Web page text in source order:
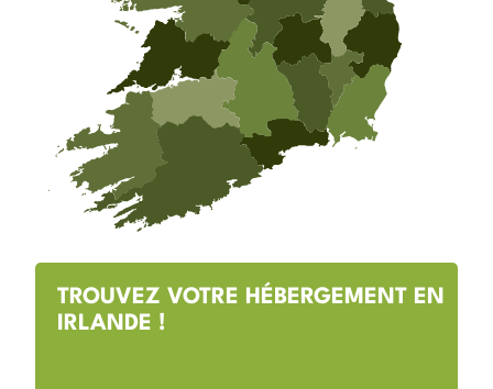
TROUVEZ VOTRE HÉBERGEMENT EN
IRLANDE !